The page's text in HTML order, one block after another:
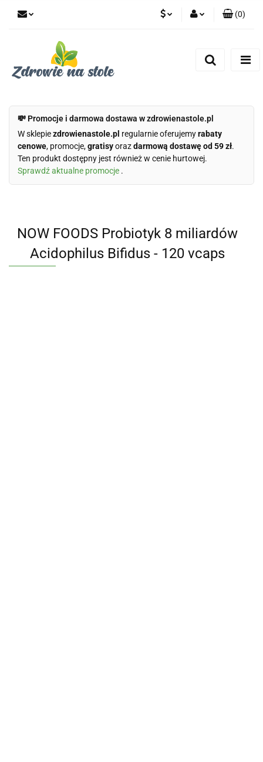
(0)
💸 Promocje i darmowa dostawa w zdrowienastole.pl
W sklepiezdrowienastole.pl regularnie oferujemyrabaty
cenowe, promocje,gratisyorazdarmową dostawę od 59 zł.
Ten produkt dostępny jest również w cenie hurtowej.
Sprawdź aktualne promocje .
NOW FOODS Probiotyk 8 miliardów
Acidophilus Bifidus - 120 vcaps